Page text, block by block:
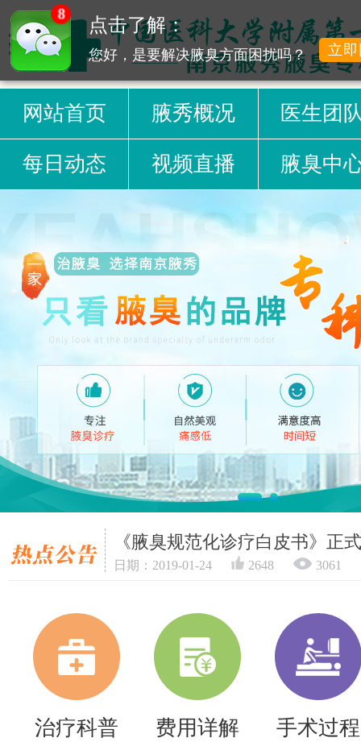
网站首页 腋秀概况 医生团
每日动态 视频直播 腋臭中
《腋臭规范化诊疗白皮书》正
日期：2019-01-24 2648 3061
治疗科普 费用详解 手术过程
8
点击了解：
您好，是要解决腋臭方面困扰吗？ 立